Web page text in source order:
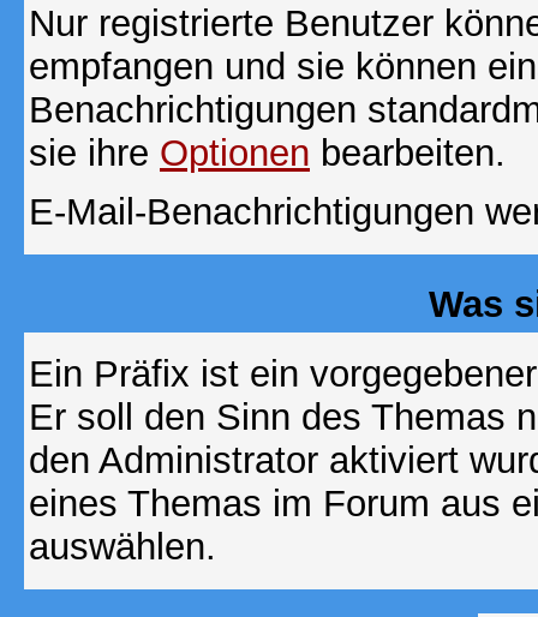
Nur registrierte Benutzer
empfangen und sie können
Benachrichtigungen
sie ihre Optionen bearbeiten.
E-Mail-Benachrichtigungen
Was
Ein Präfix ist ein
Er soll den Sinn des Themas
den Administrator aktiviert
eines Themas im Forum aus
auswählen.